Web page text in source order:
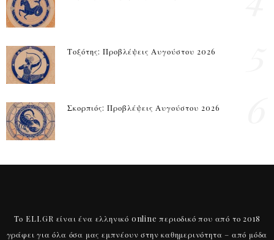
Τοξότης: Προβλέψεις Αυγούστου 2026
Σκορπιός: Προβλέψεις Αυγούστου 2026
Το ELI.GR είναι ένα ελληνικό online περιοδικό που από το 2018
γράφει για όλα όσα μας εμπνέουν στην καθημερινότητα – από μόδα